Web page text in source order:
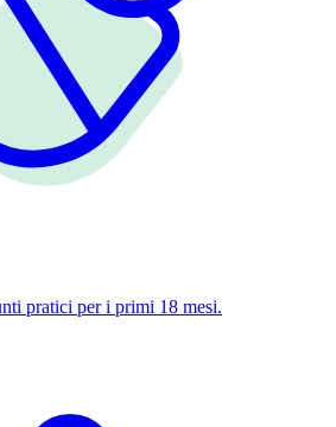
pratici per i primi 18 mesi.